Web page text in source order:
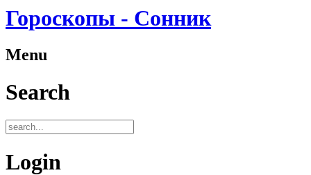
Гороскопы - Сонник
Menu
Search
Login